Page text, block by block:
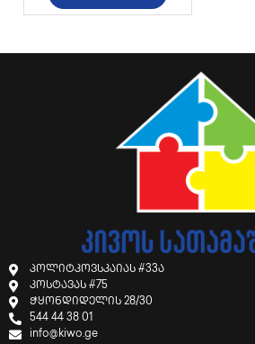
პოლიტკოვსკაიას #33ა
კოსტავას #75
ჭყონდიდელის 28/30
544 44 38 01
info@kiwo.ge